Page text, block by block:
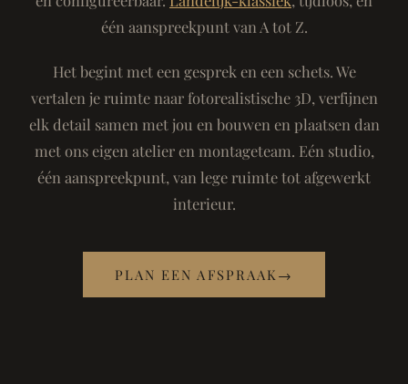
één aanspreekpunt van A tot Z.
Het begint met een gesprek en een schets. We
vertalen je ruimte naar fotorealistische 3D, verfijnen
elk detail samen met jou en bouwen en plaatsen dan
met ons eigen atelier en montageteam. Eén studio,
één aanspreekpunt, van lege ruimte tot afgewerkt
interieur.
PLAN EEN AFSPRAAK →